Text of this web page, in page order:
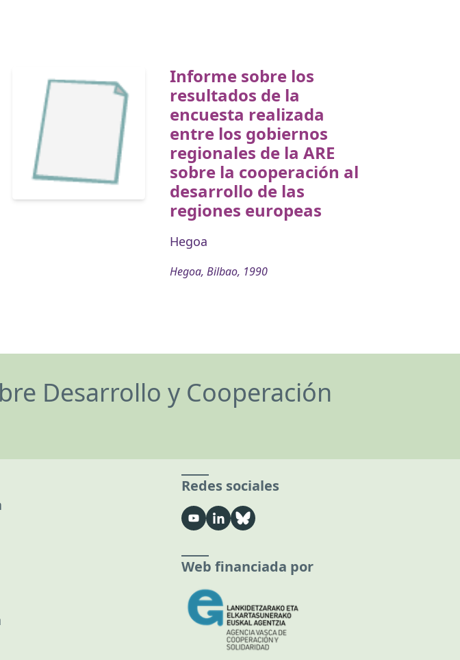
Informe sobre los
resultados de la
encuesta realizada
entre los gobiernos
regionales de la ARE
sobre la cooperación al
desarrollo de las
regiones europeas
Hegoa
Hegoa, Bilbao, 1990
Desarrollo y Cooperación
Redes sociales
Web financiada por